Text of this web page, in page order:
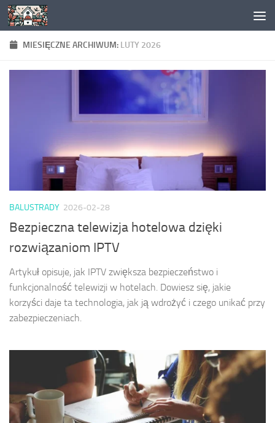
Skip to content
MIESIĘCZNE ARCHIWUM: LUTY 2026
BALUSTRADY 2026-02-28
Bezpieczna telewizja hotelowa dzięki
rozwiązaniom IPTV
Artykuł opisuje, jak IPTV zwiększa bezpieczeństwo i
funkcjonalność telewizji w hotelach. Dowiesz się, jakie
korzyści daje ta technologia, jak ją wdrożyć i czego unikać przy
zabezpieczeniach.